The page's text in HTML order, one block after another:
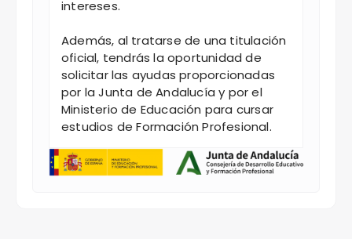
intereses.
Además, al tratarse de una titulación
oficial, tendrás la oportunidad de
solicitar las ayudas proporcionadas
por la Junta de Andalucía y por el
Ministerio de Educación para cursar
estudios de Formación Profesional.